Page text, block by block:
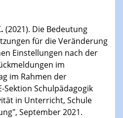
(2021). Die Bedeutung
für die Veränderung
Einstellungen nach der
im
im Rahmen der
Sektion Schulpädagogik
in Unterricht, Schule
September 2021.